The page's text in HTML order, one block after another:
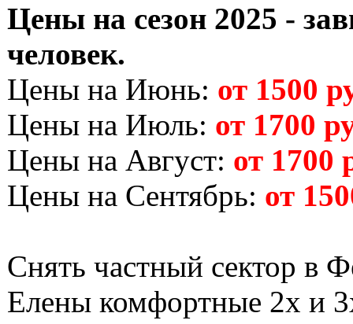
Цены на сезон 2025 -
человек.
Цены на Июнь: от 1500
Цены на Июль: от 1700
Цены на Август: от 1700
Цены на Сентябрь: от
Снять частный сектор в
Елены комфортные 2х и